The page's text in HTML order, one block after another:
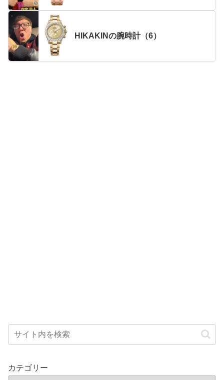
HIKAKINの腕時計（6）
カテゴリー